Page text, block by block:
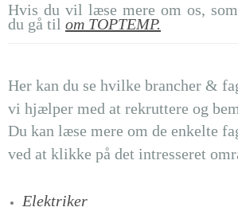
Hvis du vil læse mere om os,
du gå til om TOPTEMP.
Her kan du se hvilke brancher &
vi hjælper med at rekruttere og
Du kan læse mere om de enkelte
ved at klikke på det intresseret
Elektriker